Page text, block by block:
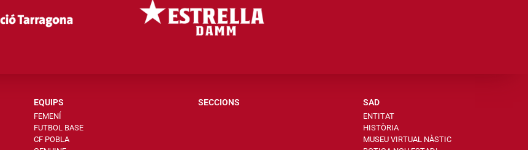
EQUIPS
FEMENÍ
FUTBOL BASE
CF POBLA
SECCIONS SAD
ENTITAT
HISTÒRIA
MUSEU VIRTUAL NÀSTIC